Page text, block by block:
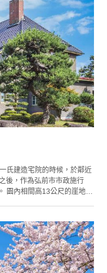
氏建造宅院的時候，於鄰近
後，作為弘前市市政施行
園內相間高13公尺的崖地，
衣櫃和狩獵派屏風的和館。
從茶室眺望水池、菖蒲花和